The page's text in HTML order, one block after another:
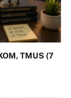
TMUS (7